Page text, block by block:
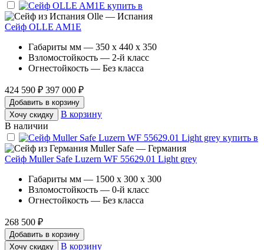
Olle — Испания
Сейф OLLE AM1E
Габариты мм — 350 x 440 x 350
Взломостойкость — 2-й класс
Огнестойкость — Без класса
424 590 ₽ 397 000 ₽
Добавить в корзину
Хочу скидку
В корзину
В наличии
Muller Safe — Германия
Сейф Muller Safe Luzern WF 55629.01 Light grey
Габариты мм — 1500 x 300 x 300
Взломостойкость — 0-й класс
Огнестойкость — Без класса
268 500 ₽
Добавить в корзину
Хочу скидку
В корзину